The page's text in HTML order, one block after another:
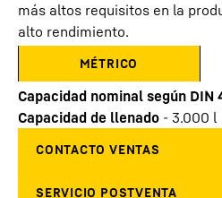
más altos requisitos en la
alto rendimiento.
MÉTRICO
Capacidad nominal según DIN
Capacidad de llenado - 3.000 l